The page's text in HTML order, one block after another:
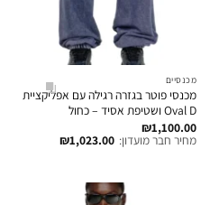
מכנסיים
מכנסי פוטר בגזרה רגילה עם אפליקציית
Oval D ושטיפת אסיד – כחול
₪1,100.00
מחיר חבר מועדון: ₪1,023.00